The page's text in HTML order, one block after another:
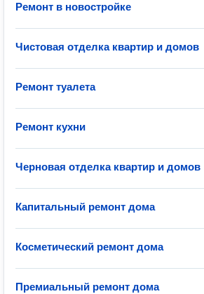
Ремонт в новостройке
Чистовая отделка квартир и домов
Ремонт туалета
Ремонт кухни
Черновая отделка квартир и домов
Капитальный ремонт дома
Косметический ремонт дома
Премиальный ремонт дома